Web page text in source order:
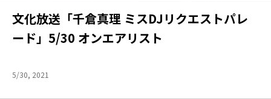
文化放送「千倉真理 ミスDJリクエストパレ
ード」5/30 オンエアリスト
5/30, 2021